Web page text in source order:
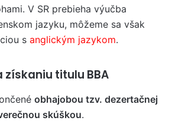
V SR prebieha výučba
jazyku, môžeme sa však
s anglickým jazykom.
titulu BBA
obhajobou tzv. dezertačnej
skúškou.